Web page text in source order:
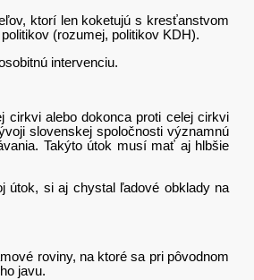
ktorí len koketujú s kresťanstvom
(rozumej, politikov KDH).
intervenciu.
alebo dokonca proti celej cirkvi
slovenskej spoločnosti významnú
Takýto útok musí mať aj hlbšie
si aj chystal ľadové obklady na
roviny, na ktoré sa pri pôvodnom
javu.